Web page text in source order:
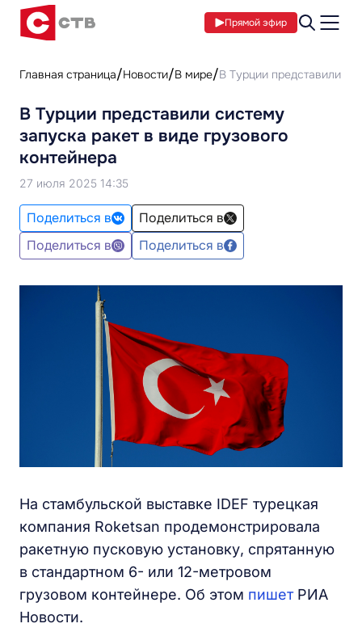
Прямой эфир
Главная страница Новости В мире В Турции представили
В Турции представили систему
запуска ракет в виде грузового
контейнера
27 июля 2025 14:35
Поделиться в
Поделиться в
Поделиться в
Поделиться в
На стамбульской выставке IDEF турецкая
компания Roketsan продемонстрировала
ракетную пусковую установку, спрятанную
в стандартном 6- или 12-метровом
грузовом контейнере. Об этом пишет РИА
Новости.